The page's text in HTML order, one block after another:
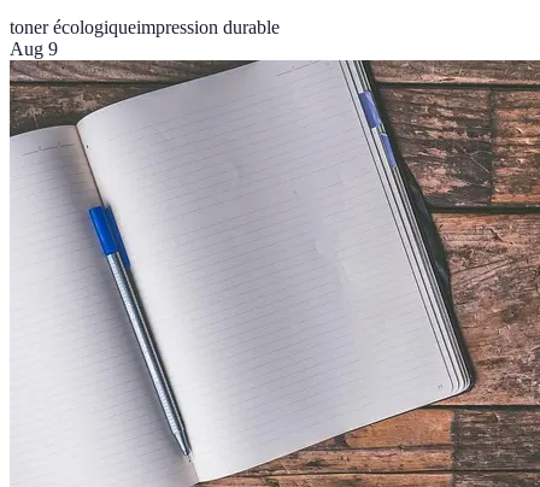
toner écologiqueimpression durable
Aug 9